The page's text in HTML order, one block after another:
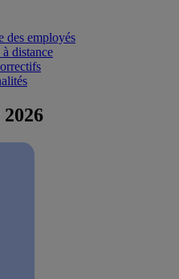
des employés
distance